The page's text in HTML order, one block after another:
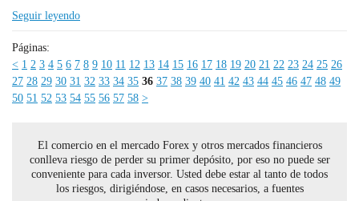
Seguir leyendo
Páginas:
< 1 2 3 4 5 6 7 8 9 10 11 12 13 14 15 16 17 18 19 20 21 22 23 24 25 26
27 28 29 30 31 32 33 34 35 36 37 38 39 40 41 42 43 44 45 46 47 48 49
50 51 52 53 54 55 56 57 58 >
El comercio en el mercado Forex y otros mercados financieros
conlleva riesgo de perder su primer depósito, por eso no puede ser
conveniente para cada inversor. Usted debe estar al tanto de todos
los riesgos, dirigiéndose, en casos necesarios, a fuentes